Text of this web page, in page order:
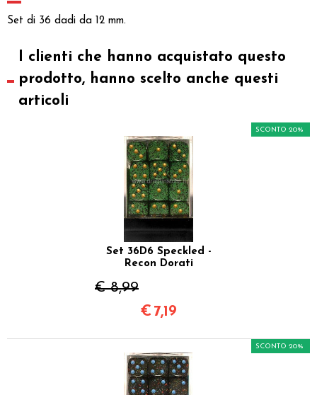
Set di 36 dadi da 12 mm.
I clienti che hanno acquistato questo
prodotto, hanno scelto anche questi
articoli
Set 36D6 Speckled -
Recon Dorati
€ 8,99
SCONTO 20%
€ 7,19
SCONTO 20%